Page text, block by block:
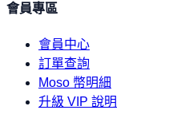
會員專區
會員中心
訂單查詢
Moso 幣明細
升級 VIP 說明